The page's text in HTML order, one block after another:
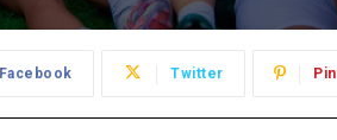
Facebook Twitter